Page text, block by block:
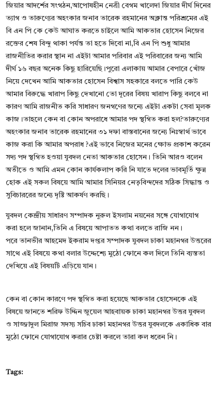
জিয়ার আদর্শের সংগঠন,আপোষহীন নেত্রী বেগম খালেদা জিয়ার দীর্ঘ দিনের
ত্যাগ ও তারুণ্যের অহংকার জনাব তারেক রহমানের অক্লান্ত পরিশ্রমের এই
বি এন পি কে কেউ আঘাত করতে চাইলে আমি আকতার হোসেন নিজের
রক্তের শেষ বিন্দু থাকা পর্যন্ত তা হতে দিবো না,বি এন পি শুধু আমার
রাজনীতির করার স্থান না এইটা আমার পরিবার এই পরিবারের জন্য আমি
দীর্ঘ ১৬ বছর অনেক কিছু হারিয়েছি।পুরো এলাকায় আমার বেপারে খোঁজ
নিয়ে দেখেন আমি আকতার হোসেন বিশ্বাস সহকারে বলতে পারি কেউ
আমার বিরুদ্ধে খারাপ কিছু দেখানো তো দূরের বিষয় খারাপ কিছু বলবে না
কারণ আমি রাজনীত করি সাধারণ জনগণের জন্যে এইটা একটা সেবা মূলক
কাজ।তাহলে কেন বা কোন অপরাধে আমার পদ স্থগিত করা হল?তারুণ্যের
অহংকার জনাব তারেক রহমানের ৩১ দফা বাস্তবানের জন্যে নিঃস্বার্থ ভাবে
কাজ করা কি আমার অপরাধ ?এই ভাবে নিজের মনের ক্ষোভ প্রকাশ করেন
সদ্য পদ স্থগিত হওয়া যুবদল নেতা আকতার হোসেন। তিনি আরও বলেন
অতীতে ও আমি এমন কোন কার্যকলাপ করি নি যাতে দলের ভাবমূর্তি ক্ষুন্ন
হোক এই সকল বিষয়ে আমি আমার সিনিয়র নেতৃবিন্দদের সঠিক সিদ্ধান্ত ও
সুবিচাররের জন্যে দৃষ্টি আকর্ষণ করছি।
যুবদল কেন্দ্রীয় সাধারণ সম্পাদক নুরুল ইসলাম নয়নের সঙ্গে যোগাযোগ
করা হলে জানান,তিনি এ বিষয়ে আপাতত কথা বলতে রাজি নন।
পরে তানভীর আহমেদ ইকরাম দপ্তর সম্পাদক যুবদল ঢাকা মহানগর উত্তরের
সাথে এই বিষয়ে কথা বলার উদ্দেশ্যে মুঠো ফোনে কল দিলে তিনি ব্যস্ততা
দেখিয়ে এই বিষয়টি এড়িয়ে যান।
কেন বা কোন কারণে পদ স্থগিত করা হয়েছে আকতার হোসেনকে এই
বিষয়ে জানতে শরিফ উদ্দিন জুয়েল আহবায়ক ঢাকা মহানগর উত্তর যুবদল
ও সাজ্জাদুল মিরাজ সদস্য সচিব ঢাকা মহানগর উত্তর যুবদলকে একাধিক বার
মুঠো ফোনে যোগাযোগ করার চেষ্টা করলে তারা কল ধরেন নি।
Tags: